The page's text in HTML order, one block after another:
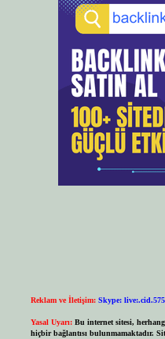
Reklam ve İletişim: Skype:
Yasal Uyarı: Bu internet sitesi,
hiçbir bağlantısı bulunmamaktadır.